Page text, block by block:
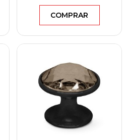
COMPRAR